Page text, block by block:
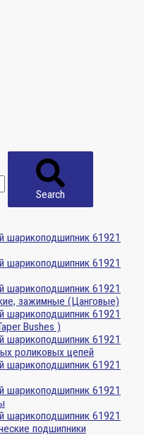
Search
зажимные (Цанговые)
Bushes )
роликовых цепей
подшипники